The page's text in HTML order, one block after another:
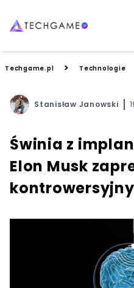
Techgame.pl > Technologie
Stanisław Janowski
Świnia z
Elon Musk